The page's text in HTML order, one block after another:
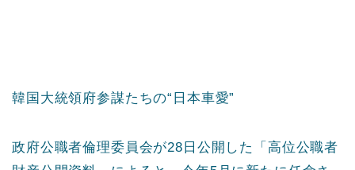
韓国大統領府参謀たちの“日本車愛”
政府公職者倫理委員会が28日公開した「高位公職者